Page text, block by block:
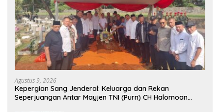
Agustus 9, 2026
Kepergian Sang Jenderal: Keluarga dan Rekan
Seperjuangan Antar Mayjen TNI (Purn) CH Halomoan